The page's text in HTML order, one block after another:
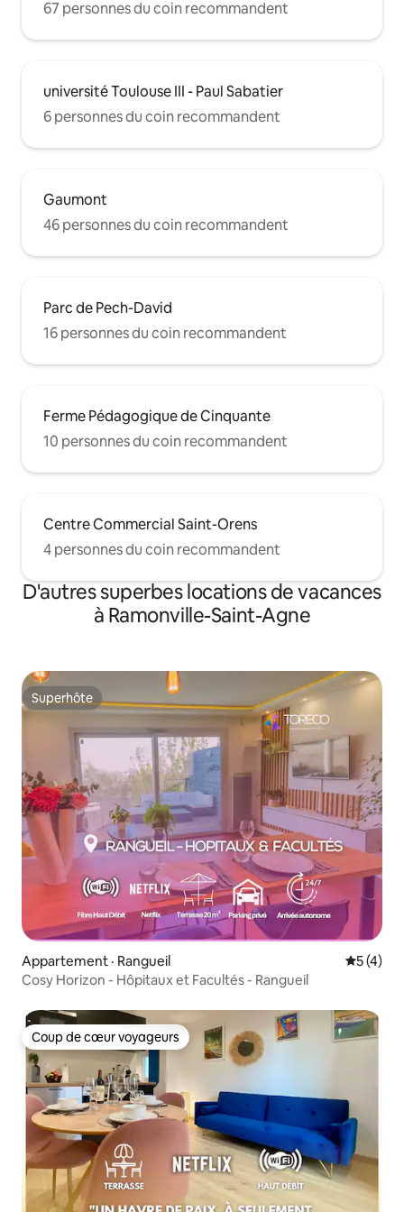
67 personnes du coin recommandent
université Toulouse III - Paul Sabatier
6 personnes du coin recommandent
Gaumont
46 personnes du coin recommandent
Parc de Pech-David
16 personnes du coin recommandent
Ferme Pédagogique de Cinquante
10 personnes du coin recommandent
Centre Commercial Saint-Orens
4 personnes du coin recommandent
D'autres superbes locations de vacances
à Ramonville-Saint-Agne
Superhôte
Superhôte
Appartement · Rangueil Note
5 (4)
Cosy Horizon - Hôpitaux et Facultés - Rangueil
Coup de cœur voyageurs
Coup de cœur voyageurs